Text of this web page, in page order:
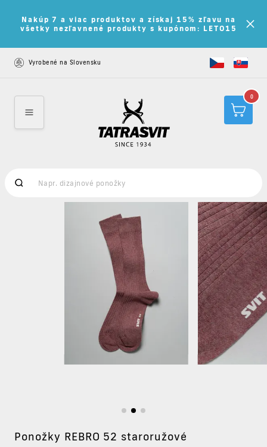
Nakúp 7 a viac produktov a získaj 15% zľavu na
všetky nezľavnené produkty s kupónom: LETO15
Vyrobené na Slovensku
0
Ponožky REBRO 52 staroružové